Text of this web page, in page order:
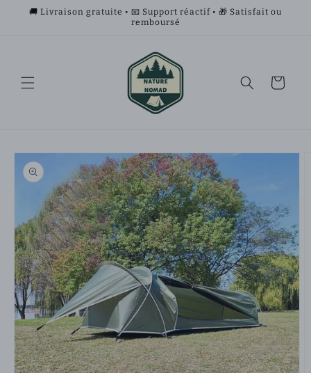
passer
🚚 Livraison gratuite • 📧 Support réactif • 🎁 Satisfait ou
remboursé
Panier
Passer aux
informations
produits